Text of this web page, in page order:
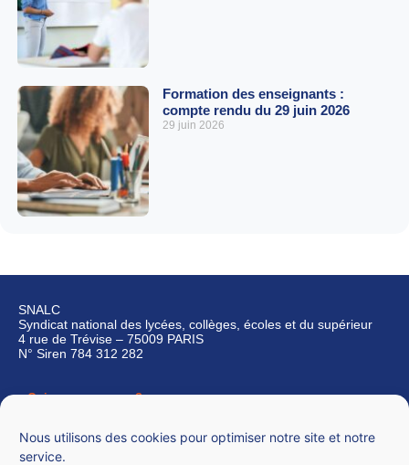
Nous utilisons des cookies pour optimiser notre site et notre
service.
Formation des enseignants :
compte rendu du 29 juin 2026
29 juin 2026
SNALC
Syndicat national des lycées, collèges, écoles et du supérieur
4 rue de Trévise – 75009 PARIS
N° Siren 784 312 282
Qui sommes-nous ?